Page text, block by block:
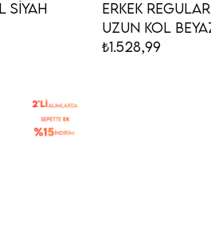
Siyah
Erkek
Uzun Kol
₺1.528,99